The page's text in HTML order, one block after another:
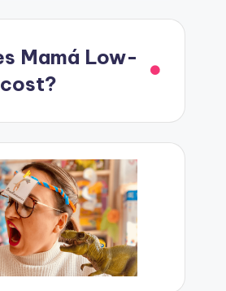
Mamá Low-
cost?